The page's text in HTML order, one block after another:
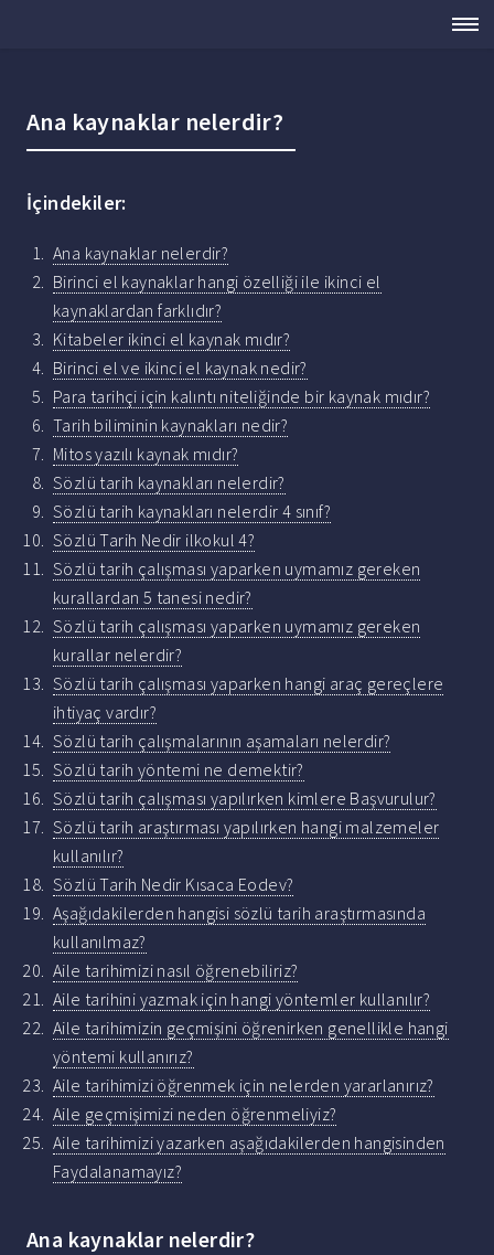
Ana kaynaklar nelerdir?
İçindekiler:
Ana kaynaklar nelerdir?
Birinci el kaynaklar hangi özelliği ile ikinci el
kaynaklardan farklıdır?
Kitabeler ikinci el kaynak mıdır?
Birinci el ve ikinci el kaynak nedir?
Para tarihçi için kalıntı niteliğinde bir kaynak mıdır?
Tarih biliminin kaynakları nedir?
Mitos yazılı kaynak mıdır?
Sözlü tarih kaynakları nelerdir?
Sözlü tarih kaynakları nelerdir 4 sınıf?
Sözlü Tarih Nedir ilkokul 4?
Sözlü tarih çalışması yaparken uymamız gereken
kurallardan 5 tanesi nedir?
Sözlü tarih çalışması yaparken uymamız gereken
kurallar nelerdir?
Sözlü tarih çalışması yaparken hangi araç gereçlere
ihtiyaç vardır?
Sözlü tarih çalışmalarının aşamaları nelerdir?
Sözlü tarih yöntemi ne demektir?
Sözlü tarih çalışması yapılırken kimlere Başvurulur?
Sözlü tarih araştırması yapılırken hangi malzemeler
kullanılır?
Sözlü Tarih Nedir Kısaca Eodev?
Aşağıdakilerden hangisi sözlü tarih araştırmasında
kullanılmaz?
Aile tarihimizi nasıl öğrenebiliriz?
Aile tarihini yazmak için hangi yöntemler kullanılır?
Aile tarihimizin geçmişini öğrenirken genellikle hangi
yöntemi kullanırız?
Aile tarihimizi öğrenmek için nelerden yararlanırız?
Aile geçmişimizi neden öğrenmeliyiz?
Aile tarihimizi yazarken aşağıdakilerden hangisinden
Faydalanamayız?
Ana kaynaklar nelerdir?